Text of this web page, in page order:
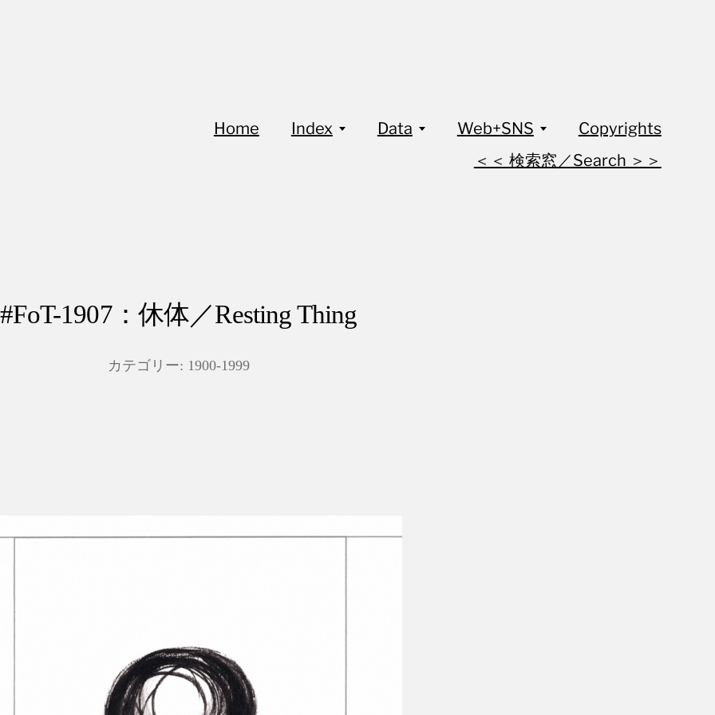
Home Index Data Web+SNS
Copyrights
＜＜ 検索窓／Search ＞＞
#FoT-1907：休体／Resting Thing
カテゴリー: 1900-1999